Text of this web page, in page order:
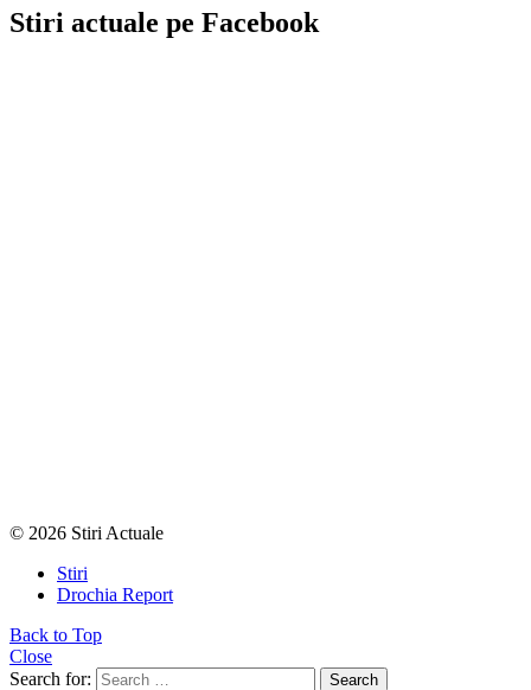
Stiri actuale pe Facebook
© 2026 Stiri Actuale
Stiri
Drochia Report
Back to Top
Close
Search for:
Search